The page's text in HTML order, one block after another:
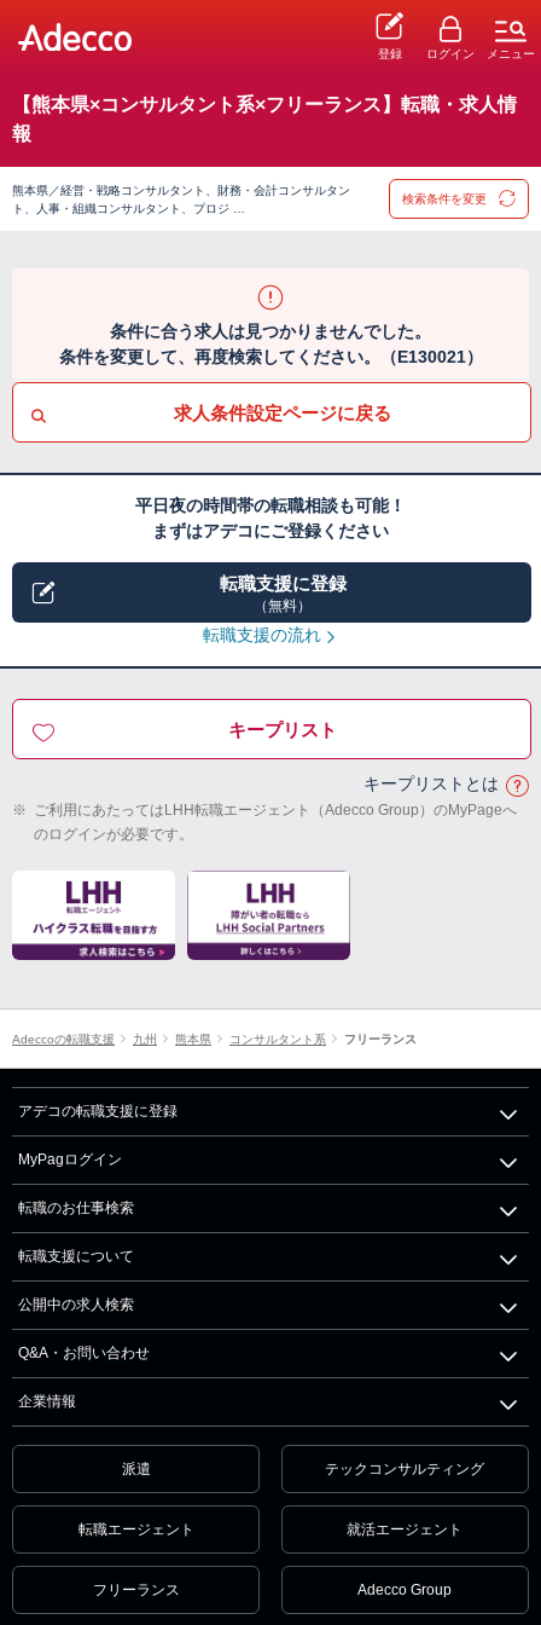
登録 ログイン メニュー
【熊本県×コンサルタント系×フリーランス】転職・求人情
報
熊本県／経営・戦略コンサルタント、財務・会計コンサルタン
ト、人事・組織コンサルタント、プロジ …
検索条件を変更
条件に合う求人は見つかりませんでした。
条件を変更して、再度検索してください。（E130021）
求人条件設定ページに戻る
平日夜の時間帯の転職相談も可能！
まずはアデコにご登録ください
転職支援に登録
（無料）
転職支援の流れ
キープリスト
キープリストとは
※ ご利用にあたってはLHH転職エージェント（Adecco Group）のMyPageへ
のログインが必要です。
Adeccoの転職支援 九州 熊本県 コンサルタント系 フリーランス
アデコの転職支援に登録
MyPagログイン
転職のお仕事検索
転職支援について
公開中の求人検索
Q&A・お問い合わせ
企業情報
派遣 テックコンサルティング
転職エージェント 就活エージェント
フリーランス Adecco Group